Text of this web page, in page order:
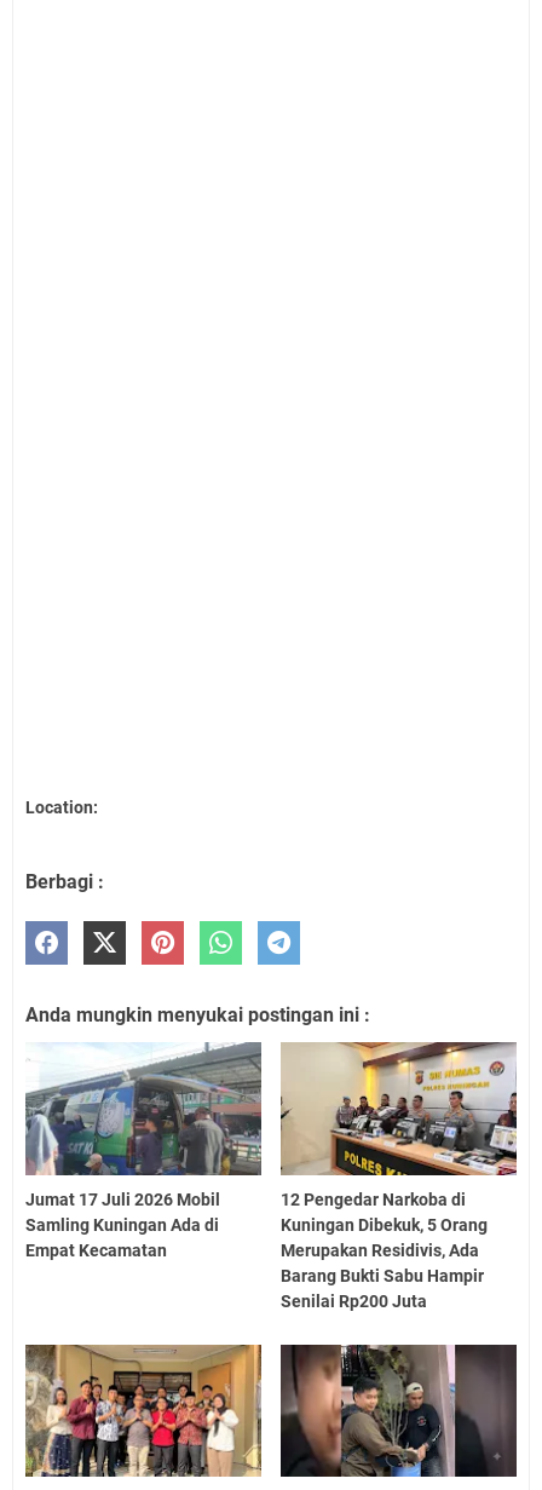
Location:
Berbagi :
Anda mungkin menyukai postingan ini :
Jumat 17 Juli 2026 Mobil
Samling Kuningan Ada di
Empat Kecamatan
12 Pengedar Narkoba di
Kuningan Dibekuk, 5 Orang
Merupakan Residivis, Ada
Barang Bukti Sabu Hampir
Senilai Rp200 Juta